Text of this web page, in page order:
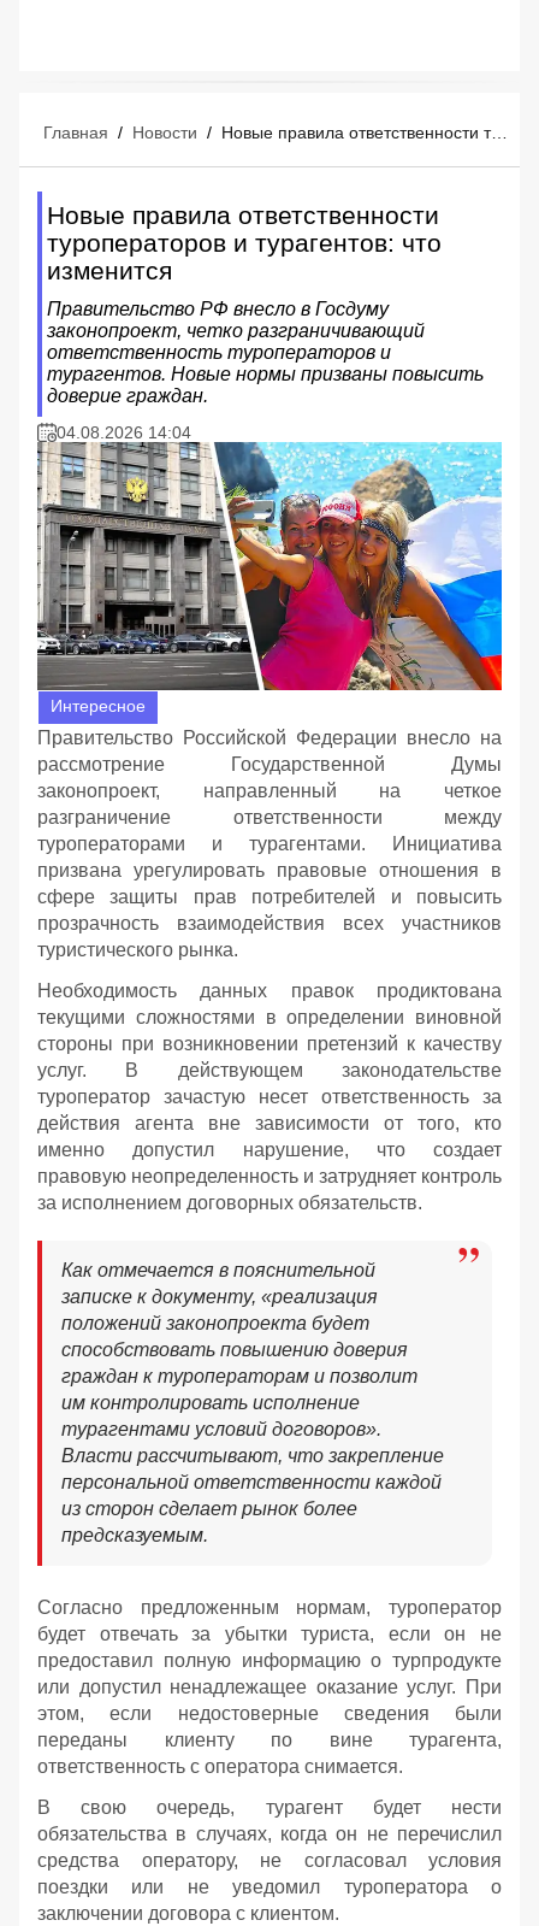
Главная / Новости / Новые правила ответственности туроператоров и турагентов: что изменится
Новые правила ответственности
туроператоров и турагентов: что
изменится
Правительство РФ внесло в Госдуму
законопроект, четко разграничивающий
ответственность туроператоров и
турагентов. Новые нормы призваны повысить
доверие граждан.
04.08.2026 14:04
Интересное
Правительство Российской Федерации внесло на
рассмотрение Государственной Думы
законопроект, направленный на четкое
разграничение ответственности между
туроператорами и турагентами. Инициатива
призвана урегулировать правовые отношения в
сфере защиты прав потребителей и повысить
прозрачность взаимодействия всех участников
туристического рынка.
Необходимость данных правок продиктована
текущими сложностями в определении виновной
стороны при возникновении претензий к качеству
услуг. В действующем законодательстве
туроператор зачастую несет ответственность за
действия агента вне зависимости от того, кто
именно допустил нарушение, что создает
правовую неопределенность и затрудняет контроль
за исполнением договорных обязательств.
Как отмечается в пояснительной
записке к документу, «реализация
положений законопроекта будет
способствовать повышению доверия
граждан к туроператорам и позволит
им контролировать исполнение
турагентами условий договоров».
Власти рассчитывают, что закрепление
персональной ответственности каждой
из сторон сделает рынок более
предсказуемым.
Согласно предложенным нормам, туроператор
будет отвечать за убытки туриста, если он не
предоставил полную информацию о турпродукте
или допустил ненадлежащее оказание услуг. При
этом, если недостоверные сведения были
переданы клиенту по вине турагента,
ответственность с оператора снимается.
В свою очередь, турагент будет нести
обязательства в случаях, когда он не перечислил
средства оператору, не согласовал условия
поездки или не уведомил туроператора о
заключении договора с клиентом.